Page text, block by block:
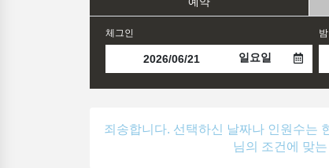
체그인
일요일
죄송합니다. 선택하신 날짜나 인원수는
님의 조건에 맞